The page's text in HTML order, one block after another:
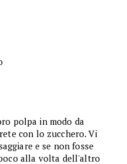
polpa in modo da
con lo zucchero. Vi
e se non fosse
alla volta dell'altro